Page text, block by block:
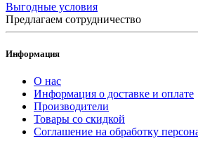
Выгодные условия
Предлагаем сотрудничество
Информация
О нас
Информация о доставке и оплате
Производители
Товары со скидкой
Соглашение на обработку